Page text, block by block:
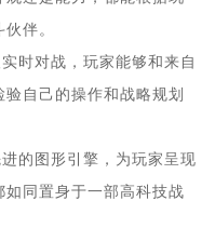
伴。
时对战，玩家能够和来自
自己的操作和战略规划
的图形引擎，为玩家呈现
同置身于一部高科技战